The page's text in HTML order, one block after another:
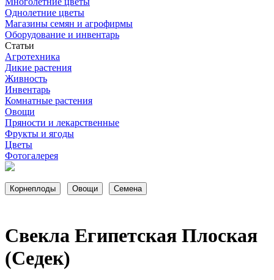
Однолетние цветы
Магазины семян и агрофирмы
Оборудование и инвентарь
Статьи
Агротехника
Дикие растения
Живность
Инвентарь
Комнатные растения
Овощи
Пряности и лекарственные
Фрукты и ягоды
Цветы
Фотогалерея
Свекла Египетская Плоская
(Седек)